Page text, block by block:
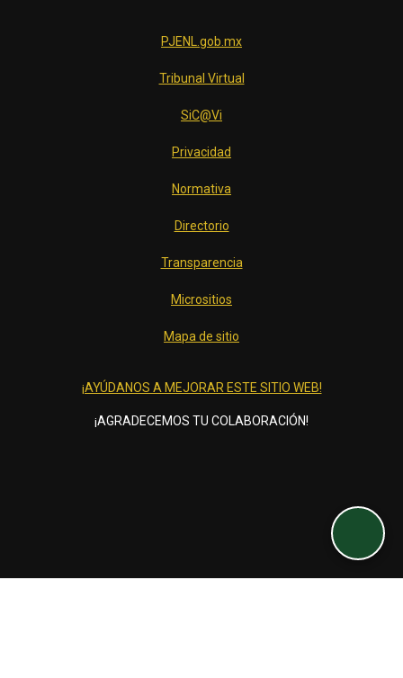
PJENL.gob.mx
Tribunal Virtual
SiC@Vi
Privacidad
Normativa
Directorio
Transparencia
Micrositios
Mapa de sitio
¡AYÚDANOS A MEJORAR ESTE SITIO WEB!
¡AGRADECEMOS TU COLABORACIÓN!